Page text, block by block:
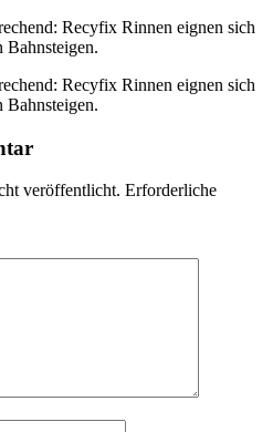
Recyfix Rinnen eignen sich
Bahnsteigen.
Recyfix Rinnen eignen sich
Bahnsteigen.
veröffentlicht. Erforderliche